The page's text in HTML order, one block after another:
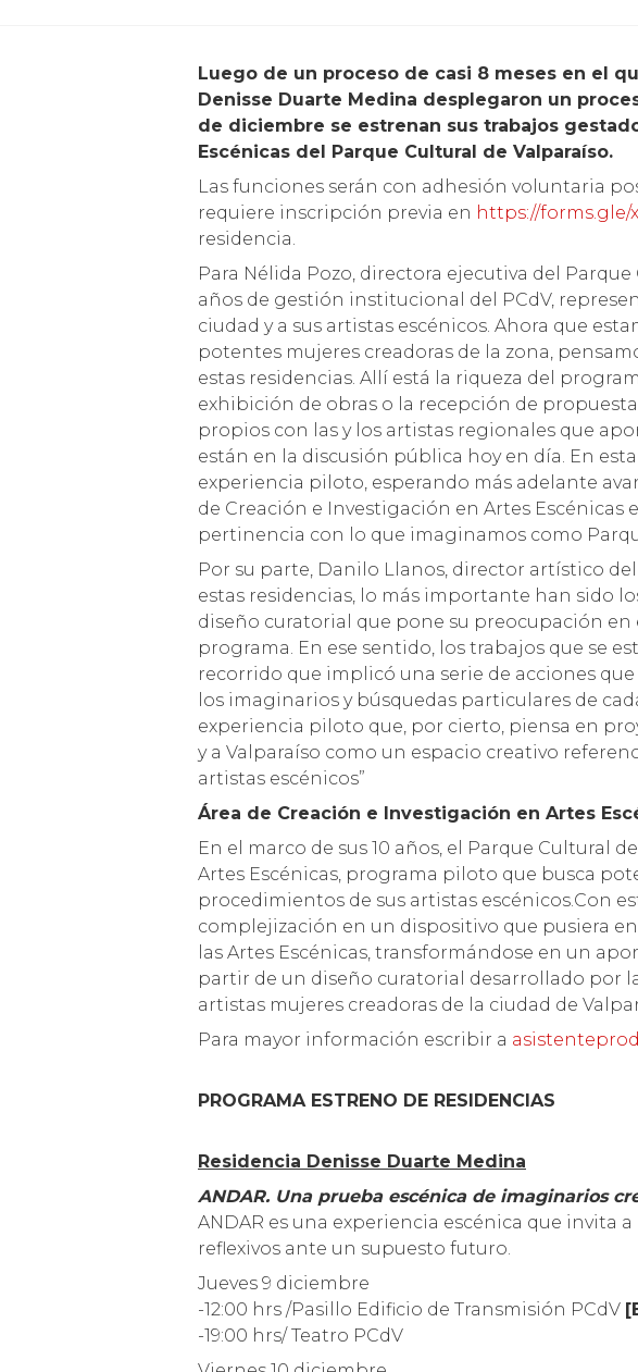
Luego de un proceso de casi 8 meses en el que las artistas en residencia Pita Torres, Javiera Vilches Suárez y
Denisse Duarte Medina desplegaron un
de diciembre se estrenan sus trabajos
Escénicas del Parque Cultural de Valparaíso.
Las funciones serán con adhesión voluntaria
requiere inscripción previa en https://forms.gle/
residencia.
Para Nélida Pozo, directora ejecutiva del
años de gestión institucional del PCdV,
ciudad y a sus artistas escénicos. Ahora que
potentes mujeres creadoras de la zona,
estas residencias. Allí está la riqueza del
exhibición de obras o la recepción de
propios con las y los artistas regionales que
están en la discusión pública hoy en día. En
experiencia piloto, esperando más adelante
de Creación e Investigación en Artes
pertinencia con lo que imaginamos como
Por su parte, Danilo Llanos, director artístico
estas residencias, lo más importante han sido
diseño curatorial que pone su preocupación en
programa. En ese sentido, los trabajos que se
recorrido que implicó una serie de acciones
los imaginarios y búsquedas particulares de
experiencia piloto que, por cierto, piensa en
y a Valparaíso como un espacio creativo
artistas escénicos”
Área de Creación e Investigación en Artes
En el marco de sus 10 años, el Parque Cultural
Artes Escénicas, programa piloto que busca
procedimientos de sus artistas escénicos.Con
complejización en un dispositivo que pusiera
las Artes Escénicas, transformándose en un
partir de un diseño curatorial desarrollado por
artistas mujeres creadoras de la ciudad de
Para mayor información escribir a
PROGRAMA ESTRENO DE RESIDENCIAS
Residencia Denisse Duarte Medina
ANDAR. Una prueba escénica de imaginarios
ANDAR es una experiencia escénica que invita
reflexivos ante un supuesto futuro.
Jueves 9 diciembre
-12:00 hrs /Pasillo Edificio de Transmisión PCdV
-19:00 hrs/ Teatro PCdV